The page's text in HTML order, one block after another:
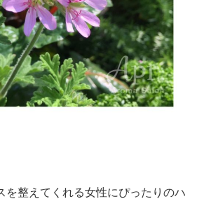
を整えてくれる女性にぴったりのハ